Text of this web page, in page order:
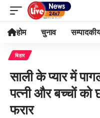
होम चुनाव
बिहार
साली के प्यार में
पत्नी और बच्चों
फरार